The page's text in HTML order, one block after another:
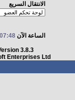
الانتقال السريع
الساعة الآن07:48 AM
3.8.3
Enterprises Ltd.